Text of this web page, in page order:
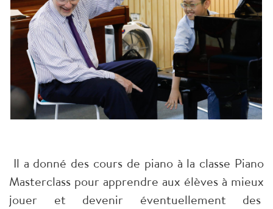
Il a donné des cours de piano à la classe Piano
Masterclass pour apprendre aux élèves à mieux
jouer et devenir éventuellement des